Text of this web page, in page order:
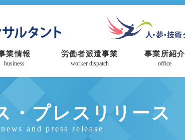
業情報
business
労働者派遣事業
worker dispatch
事業所紹介
office
・プレスリリース
news and press release